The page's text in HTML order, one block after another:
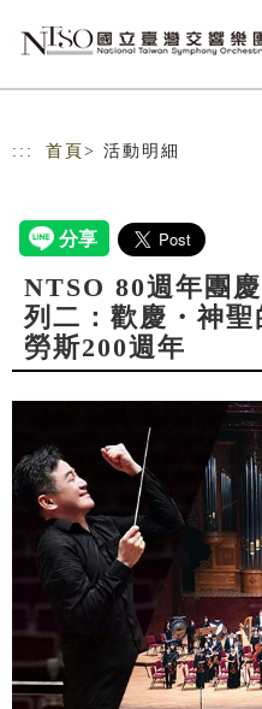
::: 首頁 > 活動明細
NTSO 80週年團
列二：歡慶・神
勞斯200週年